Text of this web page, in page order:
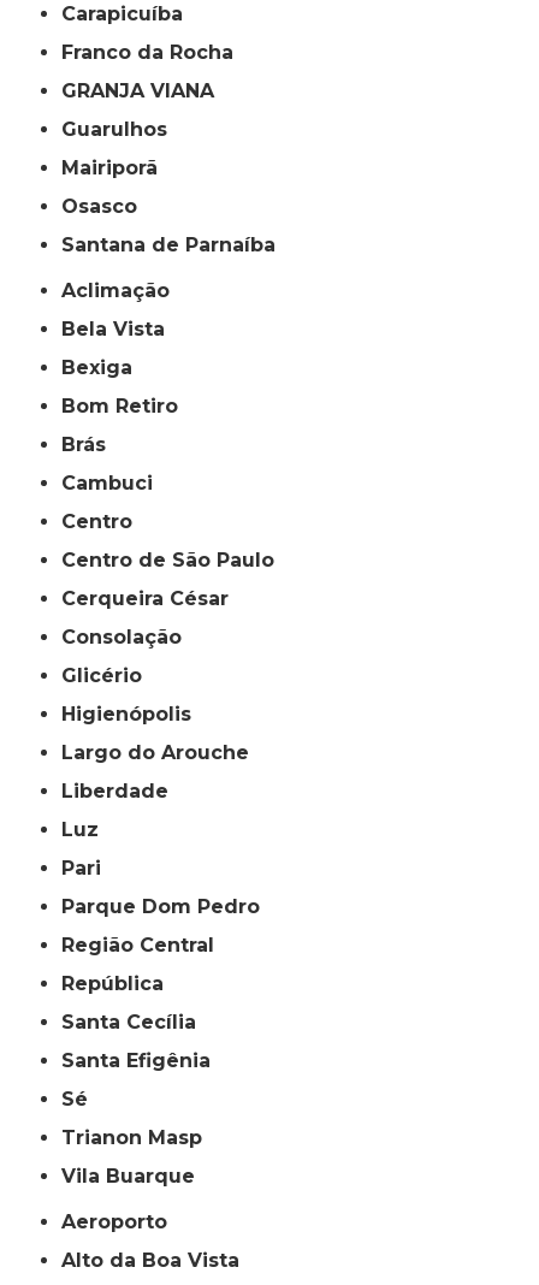
Carapicuíba
Franco da Rocha
GRANJA VIANA
Guarulhos
Mairiporã
Osasco
Santana de Parnaíba
Aclimação
Bela Vista
Bexiga
Bom Retiro
Brás
Cambuci
Centro
Centro de São Paulo
Cerqueira César
Consolação
Glicério
Higienópolis
Largo do Arouche
Liberdade
Luz
Pari
Parque Dom Pedro
Região Central
República
Santa Cecília
Santa Efigênia
Sé
Trianon Masp
Vila Buarque
Aeroporto
Alto da Boa Vista